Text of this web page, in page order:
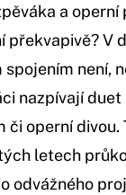
a operní
překvapivě? V
není,
nazpívají duet
či operní divou.
letech
odvážného